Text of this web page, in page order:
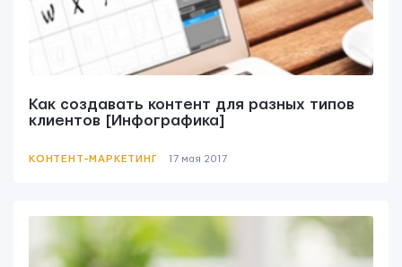
Как создавать контент для разных типов
клиентов [Инфографика]
КОНТЕНТ-МАРКЕТИНГ 17 мая 2017